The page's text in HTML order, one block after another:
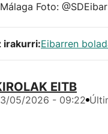
Foto: @SDEibar
irakurri:Eibarren
EITB
05/2026 - 09:22